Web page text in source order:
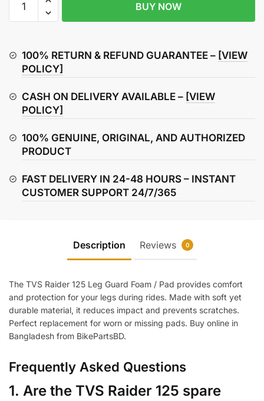
Raider
Guard
Foam
Pad
quantity
BUY NOW
100% RETURN & REFUND GUARANTEE – [VIEW
POLICY]
CASH ON DELIVERY AVAILABLE – [VIEW
POLICY]
100% GENUINE, ORIGINAL, AND AUTHORIZED
PRODUCT
FAST DELIVERY IN 24-48 HOURS – INSTANT
CUSTOMER SUPPORT 24/7/365
Description Reviews 0
The TVS Raider 125 Leg Guard Foam / Pad provides comfort
and protection for your legs during rides. Made with soft yet
durable material, it reduces impact and prevents scratches.
Perfect replacement for worn or missing pads. Buy online in
Bangladesh from BikePartsBD.
Frequently Asked Questions
1. Are the TVS Raider 125 spare